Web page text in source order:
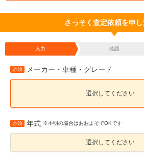
さっそく査定依頼を申し
入力 確認
必須 メーカー・車種・グレード
選択してください
必須 年式 ※不明の場合はおおよそでOKです
選択してください